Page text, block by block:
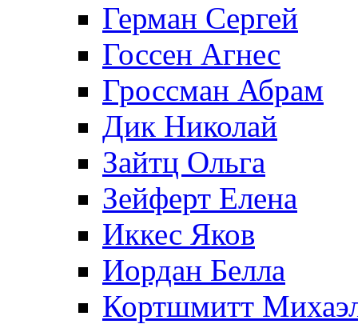
Герман Сергей
Госсен Агнес
Гроссман Абрам
Дик Николай
Зайтц Ольга
Зейферт Елена
Иккес Яков
Иордан Белла
Кортшмитт